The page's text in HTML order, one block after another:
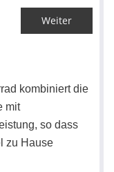
Weiter
kombiniert die
mit
so dass
zu Hause